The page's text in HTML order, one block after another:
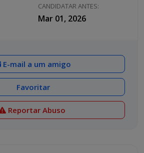
CANDIDATAR ANTES:
Mar 01, 2026
E-mail a um amigo
Favoritar
Reportar Abuso